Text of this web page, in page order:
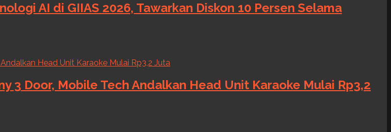
AI di GIIAS 2026, Tawarkan Diskon 10 Persen Selama
3 Door, Mobile Tech Andalkan Head Unit Karaoke Mulai Rp3,2